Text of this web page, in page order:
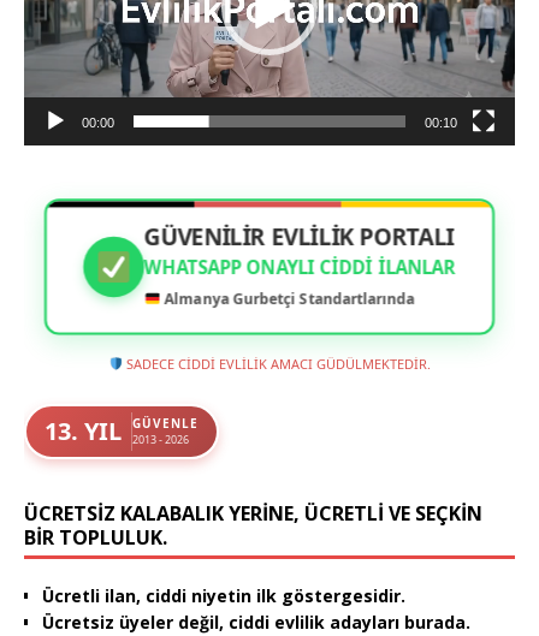
00:00 00:10
GÜVENİLİR EVLİLİK PORTALI
WHATSAPP ONAYLI CIDDI İLANLAR
Almanya Gurbetçi Standartlarında
SADECE CİDDİ EVLİLİK AMACI GÜDÜLMEKTEDİR.
13. YIL GÜVENLE
2013 - 2026
ÜCRETSIZ KALABALIK YERINE, ÜCRETLI VE SEÇKIN
BIR TOPLULUK.
Ücretli ilan, ciddi niyetin ilk göstergesidir.
Ücretsiz üyeler değil, ciddi evlilik adayları burada.